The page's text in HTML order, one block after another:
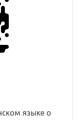
языке о